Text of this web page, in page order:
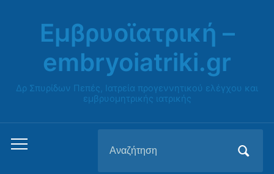
Εμβρυοϊατρική –
embryoiatriki.gr
Δρ Σπυρίδων Πεπές, Ιατρεία προγεννητικού ελέγχου και
εμβρυομητρικής ιατρικής
Εναλλαγή
για: